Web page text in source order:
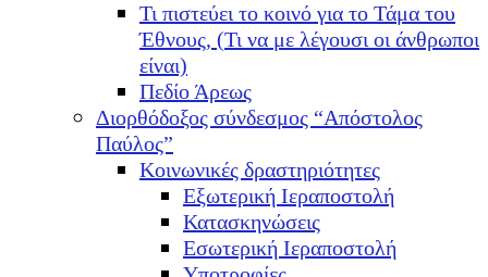
Τι πιστεύει το κοινό για το Τάμα του
Έθνους, (Τι να με λέγουσι οι άνθρωποι
είναι)
Πεδίο Άρεως
Διορθόδοξος σύνδεσμος “Απόστολος
Παύλος”
Κοινωνικές δραστηριότητες
Εξωτερική Ιεραποστολή
Κατασκηνώσεις
Εσωτερική Ιεραποστολή